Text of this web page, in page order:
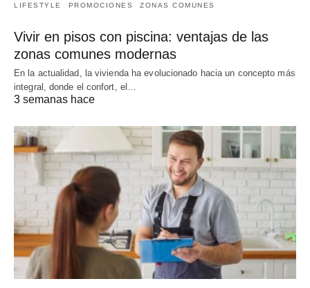
LIFESTYLE PROMOCIONES ZONAS COMUNES
Vivir en pisos con piscina: ventajas de las
zonas comunes modernas
En la actualidad, la vivienda ha evolucionado hacia un concepto más
integral, donde el confort, el…
3 semanas hace